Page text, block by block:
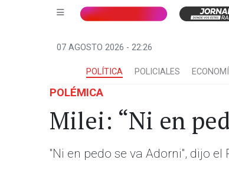
07 AGOSTO 2026 - 22:26
POLÍTICA POLICIALES
POLÉMICA
Milei: “Ni en
"Ni en pedo se va Adorni", dijo